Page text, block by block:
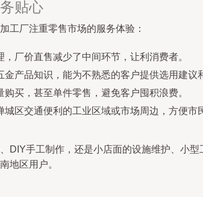
贴心
工厂注重零售市场的服务体验：
，厂价直售减少了中间环节，让利消费者。
金产品知识，能为不熟悉的客户提供选用建议
购买，甚至单件零售，避免客户囤积浪费。
城区交通便利的工业区域或市场周边，方便市
DIY手工制作，还是小店面的设施维护、小
地区用户。